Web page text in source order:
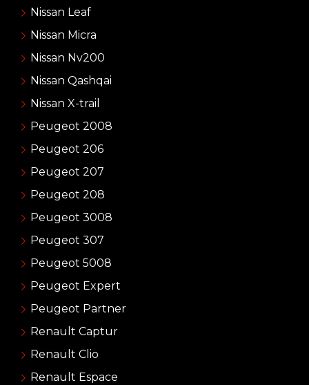
Nissan Leaf
Nissan Micra
Nissan Nv200
Nissan Qashqai
Nissan X-trail
Peugeot 2008
Peugeot 206
Peugeot 207
Peugeot 208
Peugeot 3008
Peugeot 307
Peugeot 5008
Peugeot Expert
Peugeot Partner
Renault Captur
Renault Clio
Renault Espace